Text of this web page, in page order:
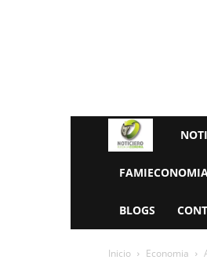
Rueda
La
BLOGS
Inicio Economia